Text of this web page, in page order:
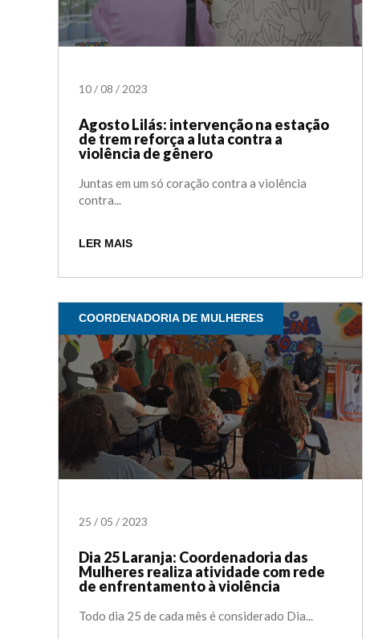
10/08 /2023
Agosto Lilás: intervenção na estação
de trem reforça a luta contra a
violência de gênero
Juntas em um só coração contra a violência
contra...
LER MAIS
COORDENADORIA DE MULHERES
25 /05 /2023
Dia 25 Laranja: Coordenadoria das
Mulheres realiza atividade com rede
de enfrentamento à violência
Todo dia 25 de cada mês é considerado Dia...